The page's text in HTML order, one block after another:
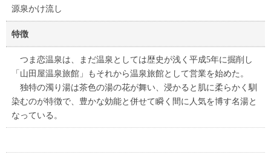
源泉かけ流し
特徴
つま恋温泉は、まだ温泉としては歴史が浅く平成5年に掘削し
「山田屋温泉旅館」もそれから温泉旅館として営業を始めた。
独特の濁り湯は茶色の湯の花が舞い、浸かると肌に柔らかく馴
染むのが特徴で、豊かな効能と併せて瞬く間に人気を博す名湯と
なっている。